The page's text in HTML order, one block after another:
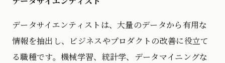
データサイエンティストは、大量のデータから有用な
情報を抽出し、ビジネスやプロダクトの改善に役立て
る職種です。機械学習、統計学、データマイニングな